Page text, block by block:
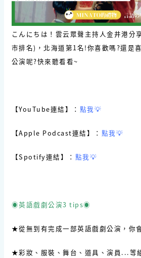
こんにちは！雲云眾聲主持人金井港分
市排名)，北海道第1名!你喜歡嗎?還是
公演呢?快來聽看看~
【YouTube連結】： 點我💡
【Apple Podcast連結】： 點我💡
【Spotify連結】： 點我💡
◉英語戲劇公演3 tips◉
★從無到有完成一部英語戲劇公演，你
★彩妝、服裝、舞台、道具、演員...等